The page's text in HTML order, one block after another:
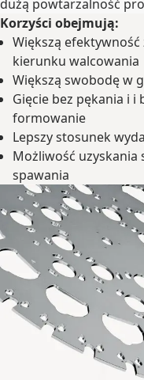
dużą powtarzalność
Korzyści obejmują:
Większą
kierunku walcowania
Większą swobodę w
Gięcie bez pękania i
formowanie
Lepszy stosunek
Możliwość uzyskania
spawania